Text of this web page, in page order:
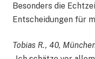
Besonders die
Entscheidungen für
Tobias R., 40,